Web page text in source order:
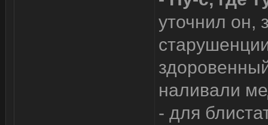
уточнил он,
наливали
- для